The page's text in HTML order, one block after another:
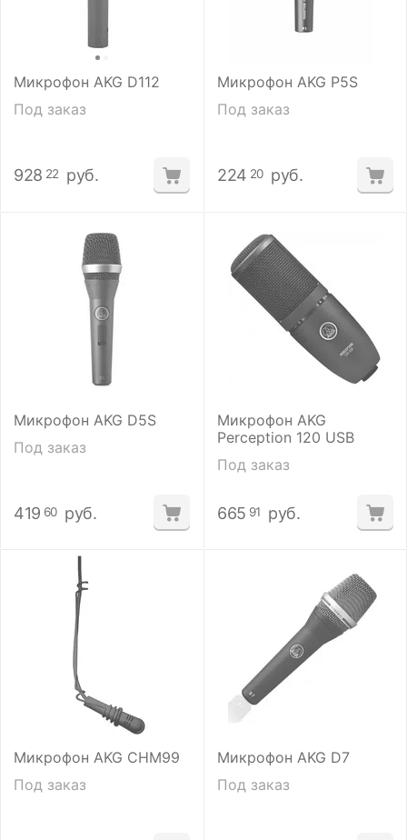
Микрофон AKG D112
Под заказ
928 22 руб.
Микрофон AKG P5S
Под заказ
224 20 руб.
Микрофон AKG D5S
Под заказ
419 60 руб.
Микрофон AKG
Perception 120 USB
Под заказ
665 91 руб.
Микрофон AKG CHM99
Под заказ
Микрофон AKG D7
Под заказ